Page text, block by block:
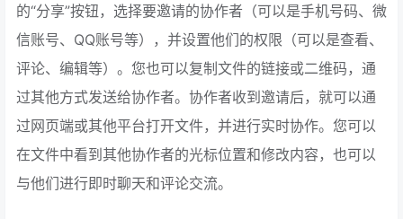
的“分享”按钮，选择要邀请的协作者（可以是手机号码、微
信账号、QQ账号等），并设置他们的权限（可以是查看、
评论、编辑等）。您也可以复制文件的链接或二维码，通
过其他方式发送给协作者。协作者收到邀请后，就可以通
过网页端或其他平台打开文件，并进行实时协作。您可以
在文件中看到其他协作者的光标位置和修改内容，也可以
与他们进行即时聊天和评论交流。